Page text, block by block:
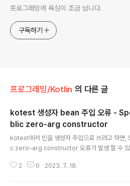
프로그래밍에 욕심이 조금 납니다.
구독하기
프로그래밍/Kotlin 의 다른 글
kotest 생성자 bean 주입 오류 -
blic zero-arg constructor
kotest에서 빈을 생성자 주입으로 쓰려고 하
c zero-arg constructor 오류가 발생 할 수
두개가 검색 되곤 하는데, 헷갈리면 안된다. 현
2 0 2023. 7. 18.